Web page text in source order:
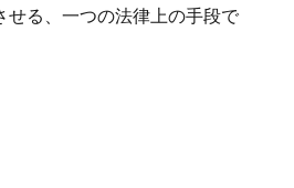
せる、一つの法律上の手段で